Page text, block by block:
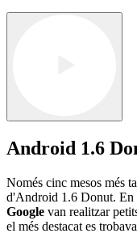
Android 1.6
Només cinc mesos més
d'Android 1.6 Donut. En
Google van realitzar
el més destacat es